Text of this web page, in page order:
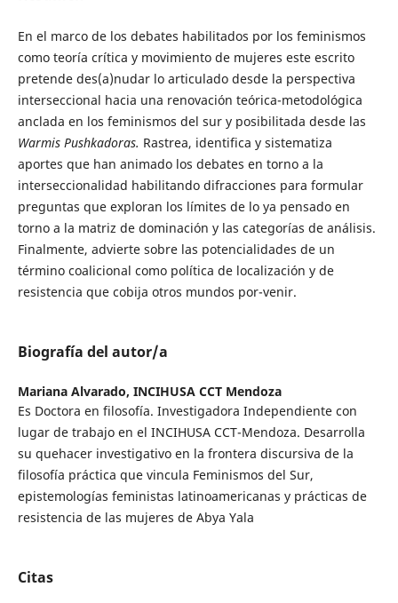
En el marco de los debates habilitados por los feminismos
como teoría crítica y movimiento de mujeres este escrito
pretende des(a)nudar lo articulado desde la perspectiva
interseccional hacia una renovación teórica-metodológica
anclada en los feminismos del sur y posibilitada desde las
Warmis Pushkadoras. Rastrea, identifica y sistematiza
aportes que han animado los debates en torno a la
interseccionalidad habilitando difracciones para formular
preguntas que exploran los límites de lo ya pensado en
torno a la matriz de dominación y las categorías de análisis.
Finalmente, advierte sobre las potencialidades de un
término coalicional como política de localización y de
resistencia que cobija otros mundos por-venir.
Biografía del autor/a
Mariana Alvarado, INCIHUSA CCT Mendoza
Es Doctora en filosofía. Investigadora Independiente con
lugar de trabajo en el INCIHUSA CCT-Mendoza. Desarrolla
su quehacer investigativo en la frontera discursiva de la
filosofía práctica que vincula Feminismos del Sur,
epistemologías feministas latinoamericanas y prácticas de
resistencia de las mujeres de Abya Yala
Citas